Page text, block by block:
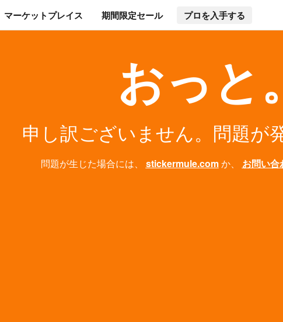
マーケットプレイス 期間限定セール プロを入手する
おっと。
申し訳ございません。問題が
問題が生じた場合には、 stickermule.comか、 お問い合